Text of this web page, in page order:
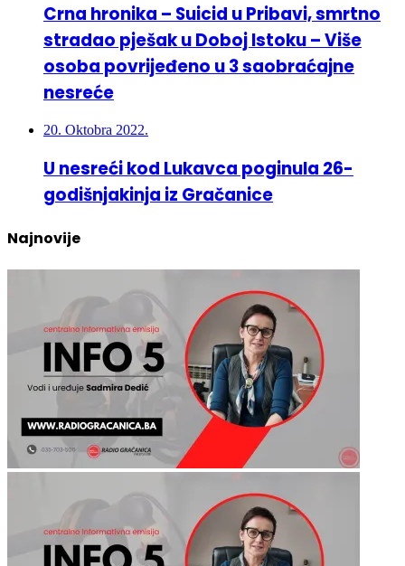
Crna hronika – Suicid u Pribavi, smrtno
stradao pješak u Doboj Istoku – Više
osoba povrijeđeno u 3 saobraćajne
nesreće
20. Oktobra 2022.
U nesreći kod Lukavca poginula 26-
godišnjakinja iz Gračanice
Najnovije